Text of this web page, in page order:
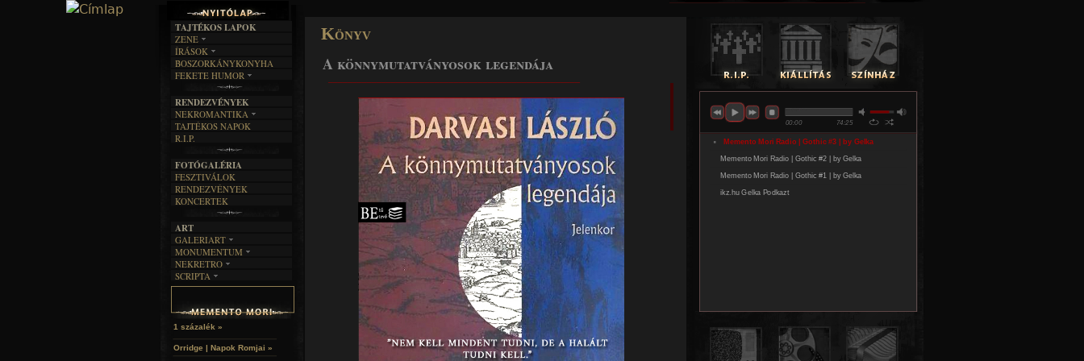
Könyv
A könnymutatványosok legendája
TAJTÉKOS LAPOK
ZENE
EGYÜTTESEK
INTERJÚK
FORDÍTÁSOK
DALSZÖVEGEK
ÍRÁSOK
IRODALOM
FILM
MŰVÉSZET
ÍRÁSTÖRTÉNET
BOSZORKÁNYKONYHA
FEKETE HUMOR
SZÖVEGES
RENDEZVÉNYEK
NEKROMANTIKA
AKTUÁLIS
A MÚLT
TAJTÉKOS NAPOK
R.I.P.
FOTÓGALÉRIA
FESZTIVÁLOK
RENDEZVÉNYEK
KONCERTEK
ART
GALERIART
ARTGALERI
KÉPREGÉNYEK
LAKÁSKULTS
MONUMENTUM
TEMETŐK
TEMPLOMOK
HELYEK
NEKRETRO
SZUBKULT
RELIKVIÁK
SCRIPTA
NOVELLÁK
HALÁLTÁNC
1 százalék »
Orridge | Napok Romjai »